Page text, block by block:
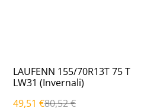
%
LAUFENN 155/70R13T 75 T
LW31 (Invernali)
49,51 €80,52 €